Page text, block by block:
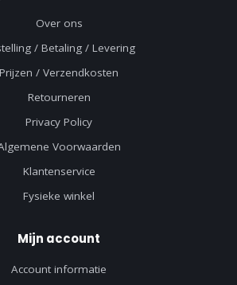
Over ons
/ Betaling / Levering
Prijzen / Verzendkosten
Retourneren
Privacy Policy
Voorwaarden
Klantenservice
Fysieke winkel
Mijn account
Account informatie